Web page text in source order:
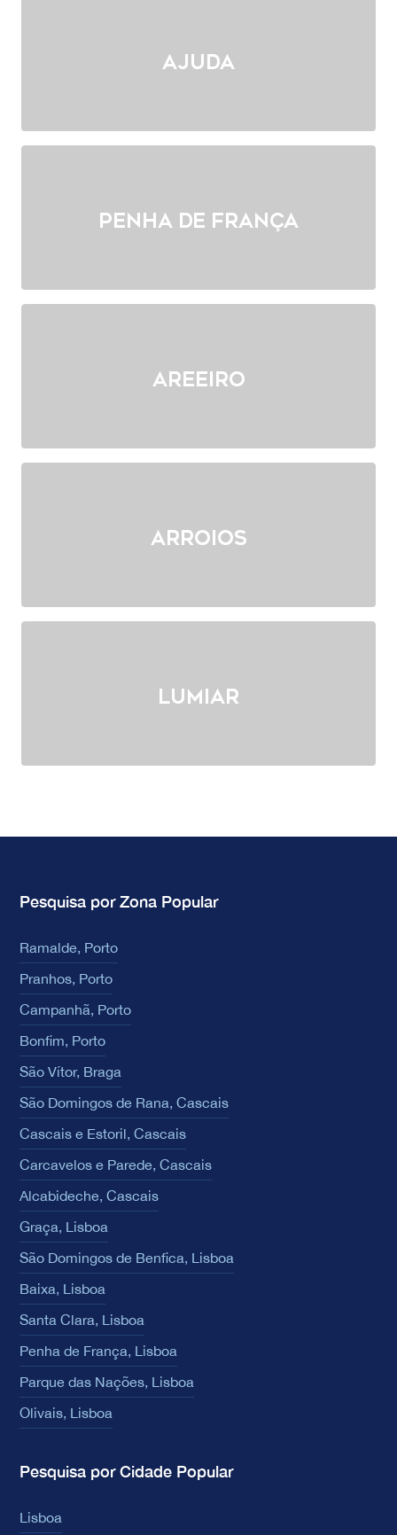
Ajuda
Penha de França
Areeiro
Arroios
Lumiar
Pesquisa por Zona Popular
Ramalde, Porto
Pranhos, Porto
Campanhã, Porto
Bonfim, Porto
São Vítor, Braga
São Domingos de Rana, Cascais
Cascais e Estoril, Cascais
Carcavelos e Parede, Cascais
Alcabideche, Cascais
Graça, Lisboa
São Domingos de Benfica, Lisboa
Baixa, Lisboa
Santa Clara, Lisboa
Penha de França, Lisboa
Parque das Nações, Lisboa
Olivais, Lisboa
Pesquisa por Cidade Popular
Lisboa